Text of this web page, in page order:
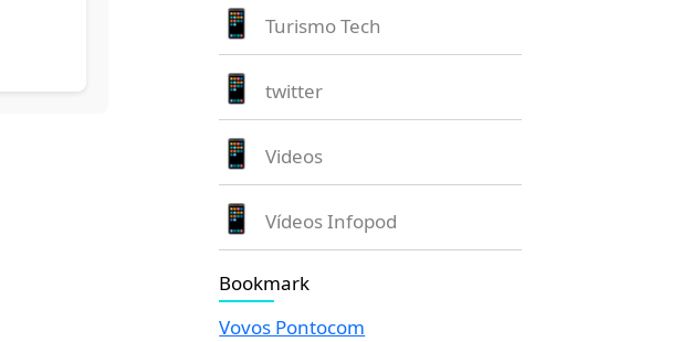
Turismo Tech
twitter
Videos
Vídeos Infopod
Bookmark
Vovos Pontocom